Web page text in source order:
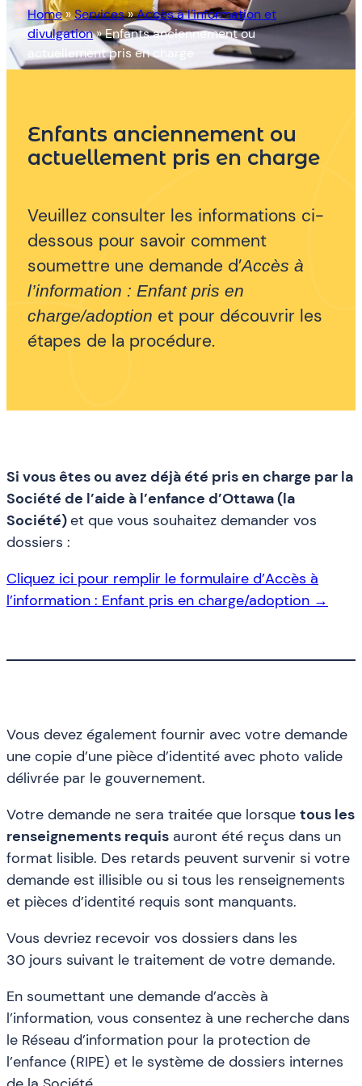
Home»Services»Accès à l’information et
divulgation»Enfants anciennement ou
actuellement pris en charge
Enfants anciennement ou
actuellement pris en charge
Veuillez consulter les informations ci-
dessous pour savoir comment
soumettre une demande d’Accès à
l’information : Enfant pris en
charge/adoption et pour découvrir les
étapes de la procédure.
Si vous êtes ou avez déjà été pris en charge par la
Société de l’aide à l’enfance d’Ottawa (la
Société)et que vous souhaitez demander vos
dossiers :
Cliquez ici pour remplir le formulaire d’Accès à
l’information : Enfant pris en charge/adoption →
Vous devez également fournir avec votre demande
une copie d’une pièce d’identité avec photo valide
délivrée par le gouvernement.
Votre demande ne sera traitée que lorsque tous les
renseignements requis auront été reçus dans un
format lisible. Des retards peuvent survenir si votre
demande est illisible ou si tous les renseignements
et pièces d’identité requis sont manquants.
Vous devriez recevoir vos dossiers dans les
30 jours suivant le traitement de votre demande.
En soumettant une demande d’accès à
l’information, vous consentez à une recherche dans
le Réseau d’information pour la protection de
l’enfance (RIPE) et le système de dossiers internes